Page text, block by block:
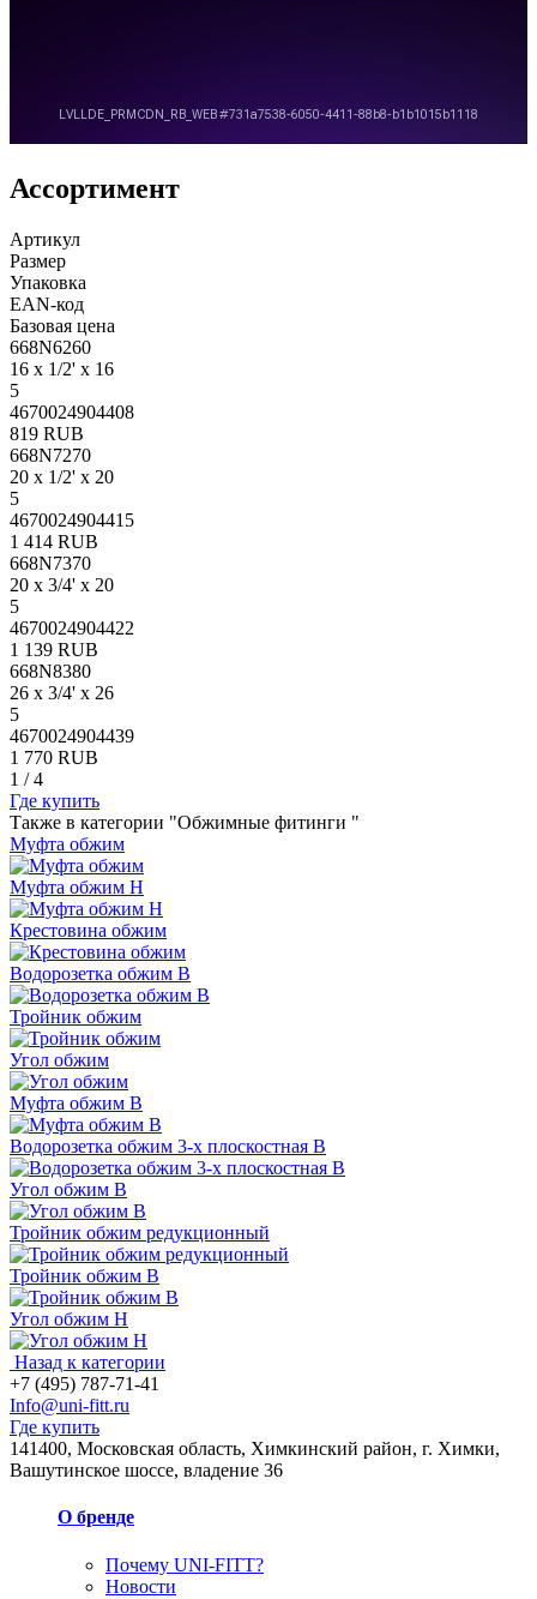
Ассортимент
Артикул
Размер
Упаковка
EAN-код
Базовая цена
668N6260
16 x 1/2' x 16
5
4670024904408
819 RUB
668N7270
20 x 1/2' x 20
5
4670024904415
1 414 RUB
668N7370
20 x 3/4' x 20
5
4670024904422
1 139 RUB
668N8380
26 x 3/4' x 26
5
4670024904439
1 770 RUB
1 / 4
Где купить
Также в категории "Обжимные фитинги "
Муфта обжим
Муфта обжим Н
Крестовина обжим
Водорозетка обжим В
Тройник обжим
Угол обжим
Муфта обжим В
Водорозетка обжим 3-х плоскостная В
Угол обжим В
Тройник обжим редукционный
Тройник обжим В
Угол обжим Н
Назад к категории
+7 (495) 787-71-41
Info@uni-fitt.ru
Где купить
141400, Московская область, Химкинский район, г. Химки,
Вашутинское шоссе, владение 36
О бренде
Почему UNI-FITT?
Новости